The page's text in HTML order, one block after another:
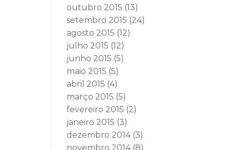
outubro 2015 (13)
setembro 2015 (24)
agosto 2015 (12)
julho 2015 (12)
junho 2015 (5)
maio 2015 (5)
abril 2015 (4)
março 2015 (5)
fevereiro 2015 (2)
janeiro 2015 (3)
dezembro 2014(3)
novembro 2014(8)